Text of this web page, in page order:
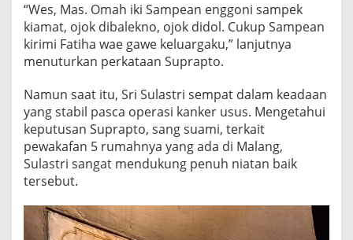
“Wes, Mas. Omah iki Sampean enggoni sampek
kiamat, ojok dibalekno, ojok didol. Cukup Sampean
kirimi Fatiha wae gawe keluargaku,” lanjutnya
menuturkan perkataan Suprapto.
Namun saat itu, Sri Sulastri sempat dalam keadaan
yang stabil pasca operasi kanker usus. Mengetahui
keputusan Suprapto, sang suami, terkait
pewakafan 5 rumahnya yang ada di Malang,
Sulastri sangat mendukung penuh niatan baik
tersebut.